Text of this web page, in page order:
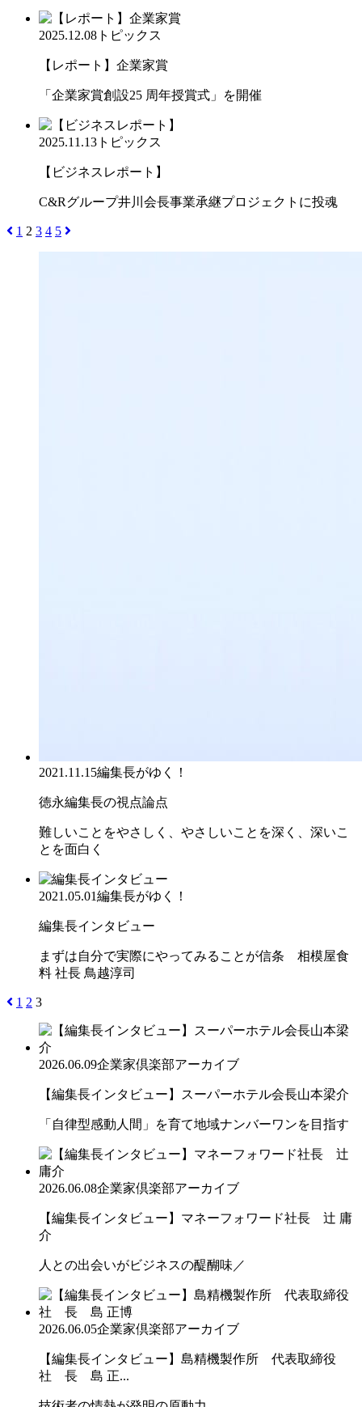
2025.12.08 トピックス
【レポート】企業家賞
「企業家賞創設25 周年授賞式」を開催
2025.11.13 トピックス
【ビジネスレポート】
C&Rグループ井川会長事業承継プロジェクトに投魂
1 2 3 4 5
2021.11.15編集長がゆく！
徳永編集長の視点論点
難しいことをやさしく、やさしいことを深く、深いこ
とを面白く
2021.05.01編集長がゆく！
編集長インタビュー
まずは自分で実際にやってみることが信条 相模屋食
料 社長 鳥越淳司
1 2 3
2026.06.09企業家倶楽部アーカイブ
【編集長インタビュー】スーパーホテル会長山本梁介
「自律型感動人間」を育て地域ナンバーワンを目指す
2026.06.08企業家倶楽部アーカイブ
【編集長インタビュー】マネーフォワード社長 辻 庸
介
人との出会いがビジネスの醍醐味／
2026.06.05企業家倶楽部アーカイブ
【編集長インタビュー】島精機製作所 代表取締役
社 長 島 正...